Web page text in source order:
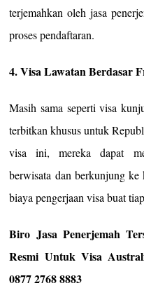
terjemahkan oleh jasa
proses pendaftaran.
4. Visa Lawatan Berdasar
Masih sama seperti visa
terbitkan khusus untuk
visa ini, mereka dapat
berwisata dan berkunjung
biaya pengerjaan visa buat
Biro Jasa Penerjemah
Resmi Untuk Visa
0877 2768 8883